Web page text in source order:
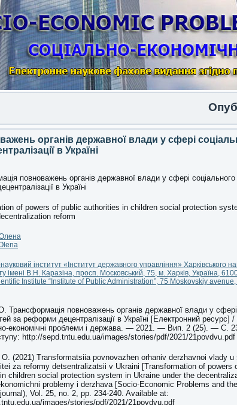
органів державної влади у сфері
в Україні
повноважень органів державної влади у сфері соціального
в Україні
of powers of public authorities in children social protection
reform
інститут «Інститут державного управління» Харківського
імені В.Н. Каразіна, просп. Московський, 75, м. Харків, Україна,
Institute “Institute of Public Administration”, 75 Moskovskiy
Трансформація повноважень органів державної влади у сфері
за реформи децентралізації в Україні [Електронний
економічні проблеми і держава. — 2021. — Вип. 2 (25). — С.
http://sepd.tntu.edu.ua/images/stories/pdf/2021/21povdvu.pdf
O. (2021) Transformatsiia povnovazhen orhaniv derzhavnoi vlady
za reformy detsentralizatsii v Ukraini [Transformation of powers
children social protection system in Ukraine under the
problemy i derzhava [Socio-Economic Problems and
Vol. 25, no. 2, pp. 234-240. Available at:
images/stories/pdf/2021/21povdvu.pdf